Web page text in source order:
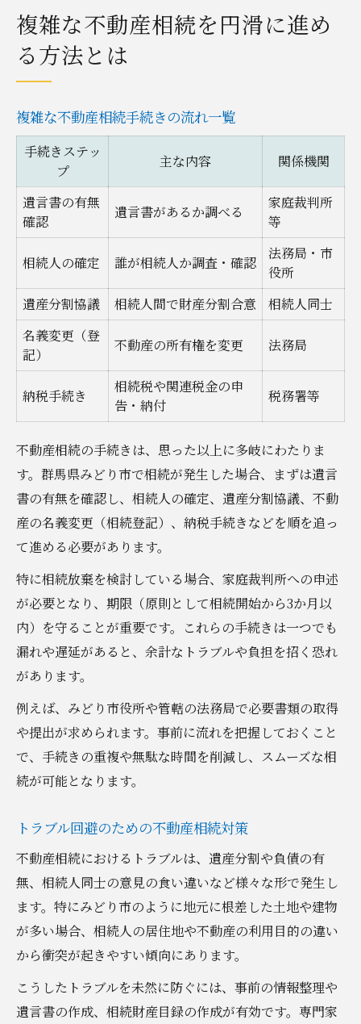
複雑な不動産相続を円滑に進め
る方法とは
複雑な不動産相続手続きの流れ一覧
手続きステッ
プ
主な内容 関係機関
遺言書の有無
確認
遺言書があるか調べる
家庭裁判所
等
相続人の確定 誰が相続人か調査・確認
法務局・市
役所
遺産分割協議
相続人間で財産分割合意
相続人同士
名義変更（登
記）
不動産の所有権を変更 法務局
納税手続き
相続税や関連税金の申
告・納付
税務署等
不動産相続の手続きは、思った以上に多岐にわたりま
す。群馬県みどり市で相続が発生した場合、まずは遺言
書の有無を確認し、相続人の確定、遺産分割協議、不動
産の名義変更（相続登記）、納税手続きなどを順を追っ
て進める必要があります。
特に相続放棄を検討している場合、家庭裁判所への申述
が必要となり、期限（原則として相続開始から3か月以
内）を守ることが重要です。これらの手続きは一つでも
漏れや遅延があると、余計なトラブルや負担を招く恐れ
があります。
例えば、みどり市役所や管轄の法務局で必要書類の取得
や提出が求められます。事前に流れを把握しておくこと
で、手続きの重複や無駄な時間を削減し、スムーズな相
続が可能となります。
トラブル回避のための不動産相続対策
不動産相続におけるトラブルは、遺産分割や負債の有
無、相続人同士の意見の食い違いなど様々な形で発生し
ます。特にみどり市のように地元に根差した土地や建物
が多い場合、相続人の居住地や不動産の利用目的の違い
から衝突が起きやすい傾向にあります。
こうしたトラブルを未然に防ぐには、事前の情報整理や
遺言書の作成、相続財産目録の作成が有効です。専門家